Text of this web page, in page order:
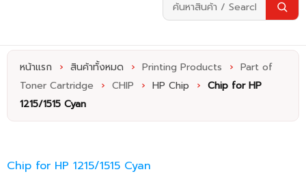
หน้าแรก › สินค้าทั้งหมด › Printing Products › Part of
Toner Cartridge
› CHIP › HP Chip › Chip for HP
1215/1515 Cyan
Chip for HP 1215/1515 Cyan